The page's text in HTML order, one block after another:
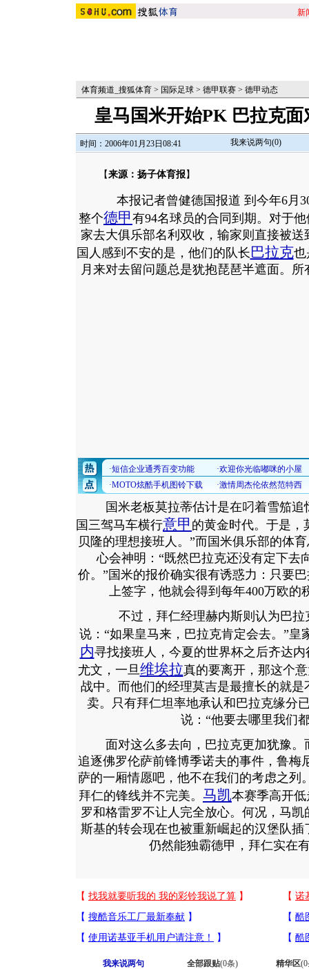
新
体育频道_搜狐体育 > 国际足球 > 德甲联赛 > 德甲动态
皇马国米开始PK 巴拉克
时间：2006年01月23日08:41 我来说两句(0)
【来源：扬子体育报】
本报记者曾健德国报道 到今年6月
整个德甲 有94名球员的合同到期。对于
家去大俱乐部名利双收，输家则直接被
国人感到不安的是，他们的队长 巴拉克也
月来对去留问题总是犹抱琵琶半遮面。 所
国米老板莫拉蒂估计是在叼着雪笳追
国三驾马车横行意甲 的黄金时代。于是，
贝隆的理想接班人。”而国米俱乐部的体
心会神明：“既然巴拉克还没有定下去
价。”国米的报价确实很有诱惑力：只要
上签字，他就会得到每年400万欧的
不过，拜仁经理赫内斯则认为巴拉
说：“如果皇马来，巴拉克肯定会去。”皇
内寻找接班人，今夏的世界杯之后齐达
尤文，一旦维埃拉真的要离开，那这个
战中。而他们的经理莫吉是最擅长的就
卖。只有拜仁坦率地承认和巴拉克缘分
说：“他要去哪里我们
面对这么多去向，巴拉克更加犹豫。
追逐佛罗伦萨前锋博季诺夫的事件，鲁梅
萨的一厢情愿吧，他不在我们的考虑之列
拜仁的锋线并不完美。 马凯本赛季高开
罗和格雷罗不让人完全放心。何况，马
斯基的转会现在也被重新崛起的汉堡队
仍然能独霸德甲，拜仁实在
我来说两句 全部跟贴(0条) 精华区(0